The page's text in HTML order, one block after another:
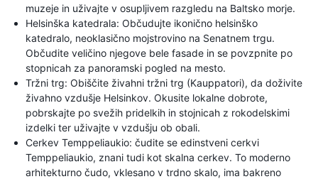
muzeje in uživajte v osupljivem razgledu na Baltsko morje.
Helsinška katedrala: Občudujte ikonično helsinško
katedralo, neoklasično mojstrovino na Senatnem trgu.
Občudite veličino njegove bele fasade in se povzpnite po
stopnicah za panoramski pogled na mesto.
Tržni trg: Obiščite živahni tržni trg (Kauppatori), da doživite
živahno vzdušje Helsinkov. Okusite lokalne dobrote,
pobrskajte po svežih pridelkih in stojnicah z rokodelskimi
izdelki ter uživajte v vzdušju ob obali.
Cerkev Temppeliaukio: čudite se edinstveni cerkvi
Temppeliaukio, znani tudi kot skalna cerkev. To moderno
arhitekturno čudo, vklesano v trdno skalo, ima bakreno